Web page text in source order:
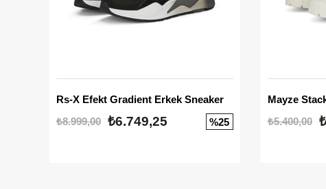
Rs-X Efekt Gradient Erkek Sneaker
₺8.999,00 ₺6.749,25 %25
₺5.400,00